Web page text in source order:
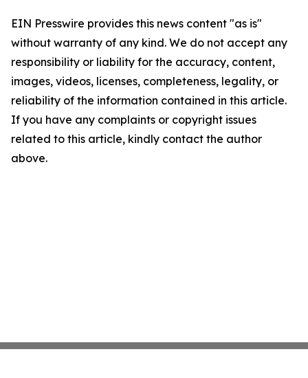
EIN Presswire provides this news content "as is"
without warranty of any kind. We do not accept any
responsibility or liability for the accuracy, content,
images, videos, licenses, completeness, legality, or
reliability of the information contained in this article.
If you have any complaints or copyright issues
related to this article, kindly contact the author
above.